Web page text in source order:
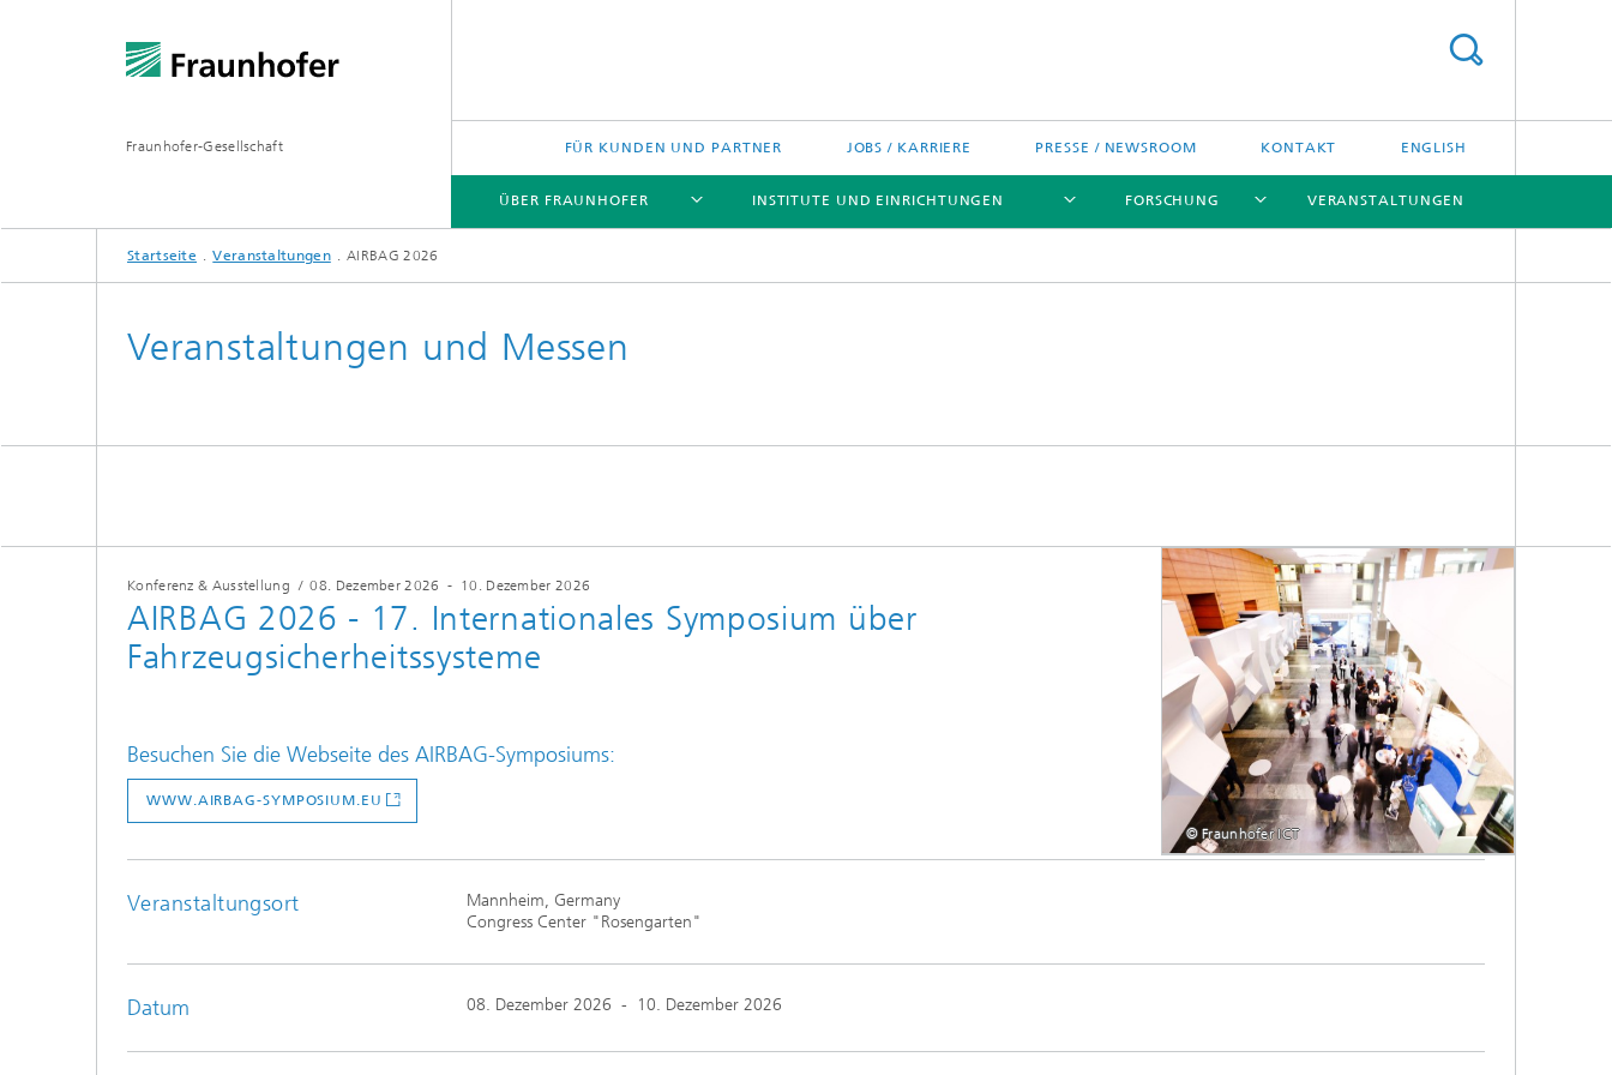
Fraunhofer-Gesellschaft FÜR KUNDEN UND PARTNER JOBS / KARRIERE PRESSE / NEWSROOM KONTAKT ENGLISH
ÜBER FRAUNHOFER
ÜBER FRAUNHOFER
Fraunhofer-Preisverleihung
INSTITUTE UND EINRICHTUNGEN
INSTITUTE UND EINRICHTUNGEN
Fraunhofer-Allianzen Nord- und Südamerika
FORSCHUNG
FORSCHUNG
Leitprojekte
VERANSTALTUNGEN
Startseite Veranstaltungen AIRBAG 2026
Veranstaltungen und Messen
Konferenz & Ausstellung /08. Dezember 2026 - 10. Dezember 2026
AIRBAG 2026 - 17. Internationales Symposium über
Fahrzeugsicherheitssysteme
Besuchen Sie die Webseite des AIRBAG-Symposiums:
WWW.AIRBAG-SYMPOSIUM.EU
© Fraunhofer ICT
Veranstaltungsort
Mannheim, Germany
Congress Center "Rosengarten"
Datum 08. Dezember 2026 - 10. Dezember 2026